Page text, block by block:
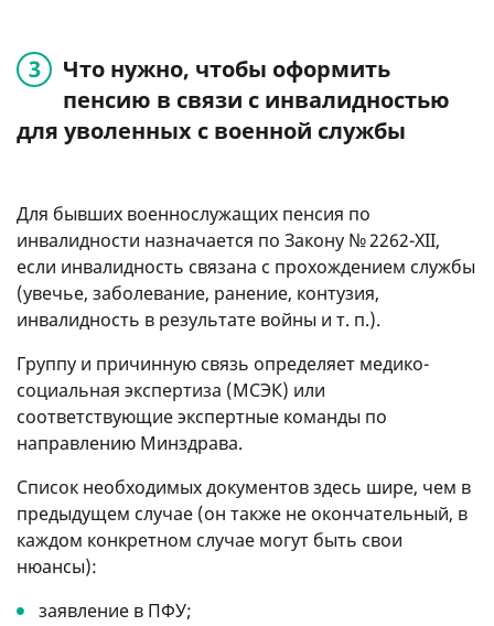
Что нужно, чтобы оформить
пенсию в связи с инвалидностью
для уволенных с военной службы
Для бывших военнослужащих пенсия по
инвалидности назначается по Закону № 2262-XII,
если инвалидность связана с прохождением службы
(увечье, заболевание, ранение, контузия,
инвалидность в результате войны и т. п.).
Группу и причинную связь определяет медико-
социальная экспертиза (МСЭК) или
соответствующие экспертные команды по
направлению Минздрава.
Список необходимых документов здесь шире, чем в
предыдущем случае (он также не окончательный, в
каждом конкретном случае могут быть свои
нюансы):
заявление в ПФУ;